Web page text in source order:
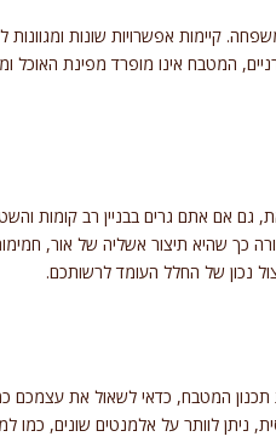
קיימות אפשרויות שונות
המטבח אינו מופרד מפינת האוכל
גם אם אתם גרים בבניין רב קומות
כך שהיא תיצור אשליה של אור,
נכון של החלל העומד לרשותכם.
תכנון המטבח, כדאי לשאול את עצמכם
ניתן לוותר על אלמנטים שונים, כמו